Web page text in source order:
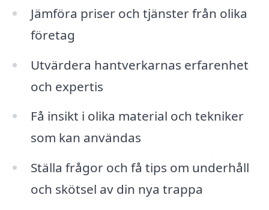
Jämföra priser och tjänster från olika
företag
Utvärdera hantverkarnas erfarenhet
och expertis
Få insikt i olika material och tekniker
som kan användas
Ställa frågor och få tips om underhåll
och skötsel av din nya trappa